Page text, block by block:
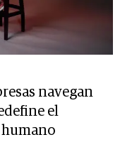
navegan
el
humano